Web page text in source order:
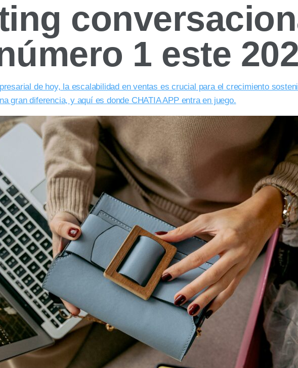
1 este
de hoy, la escalabilidad en ventas es crucial para el crecimiento
gran diferencia, y aquí es donde CHATIA APP entra en juego.